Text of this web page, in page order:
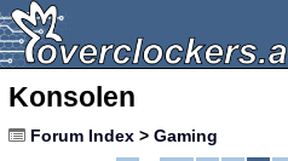
Konsolen
Forum Index > Gaming